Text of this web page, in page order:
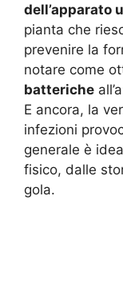
dell’apparato
pianta che
prevenire la
notare come
batteriche
E ancora, la
infezioni
generale è
fisico, dalle
gola.